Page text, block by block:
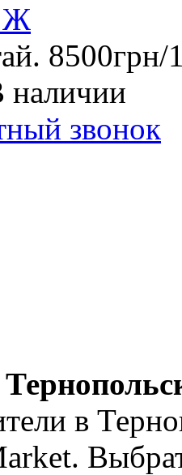
Ж
8500грн/
наличии
звонок
в